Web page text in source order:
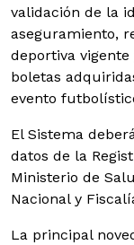
validación de la
aseguramiento,
deportiva
boletas
evento
El Sistema
datos de la
Ministerio de
Nacional y
La principal